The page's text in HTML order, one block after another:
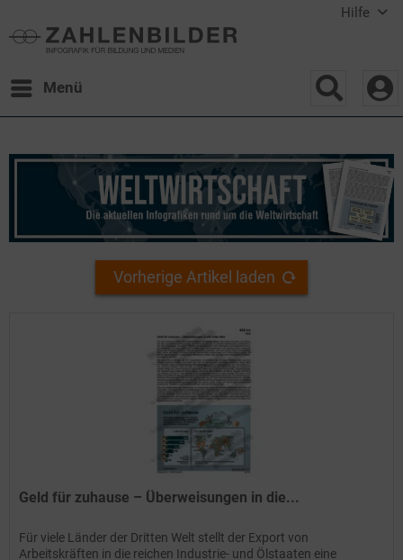
Hilfe
Menü
Vorherige Artikel laden
Geld für zuhause – Überweisungen in die...
Für viele Länder der Dritten Welt stellt der Export von
Arbeitskräften in die reichen Industrie- und Ölstaaten eine